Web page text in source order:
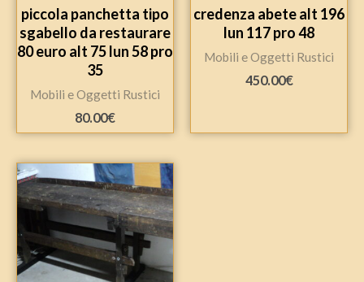
piccola panchetta tipo
sgabello da restaurare
80 euro alt 75 lun 58 pro
35
Mobili e Oggetti Rustici
80.00€
credenza abete alt 196
lun 117 pro 48
Mobili e Oggetti Rustici
450.00€